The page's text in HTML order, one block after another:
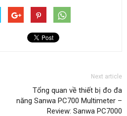
Next article
Tổng quan về thiết bị đo đa
năng Sanwa PC700 Multimeter –
Review: Sanwa PC7000